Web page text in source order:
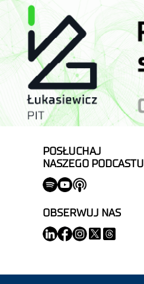
POSŁUCHAJ
NASZEGO PODCASTU
OBSERWUJ NAS